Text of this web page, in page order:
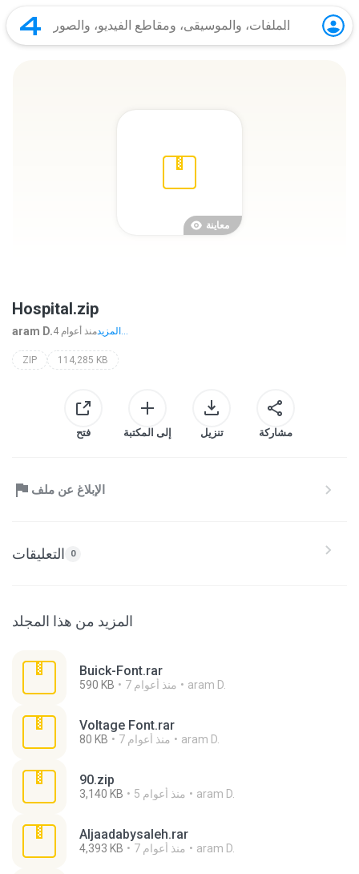
معاينة
Hospital.zip
aram D. 4 منذ أعوام المزيد...
ZIP 114,285 KB
فتح إلى المكتبة تنزيل مشاركة
الإبلاغ عن ملف
التعليقات 0
المزيد من هذا المجلد
Buick-Font.rar
590 KB 7 منذ أعوام aram D.
Voltage Font.rar
80 KB 7 منذ أعوام aram D.
90.zip
3,140 KB 5 منذ أعوام aram D.
Aljaadabysaleh.rar
4,393 KB 7 منذ أعوام aram D.